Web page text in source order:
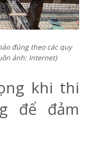
đúng theo các quy
ảnh: Internet)
khi thi
để đảm